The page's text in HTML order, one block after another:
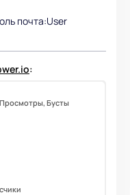
почта:User
:
Бусты